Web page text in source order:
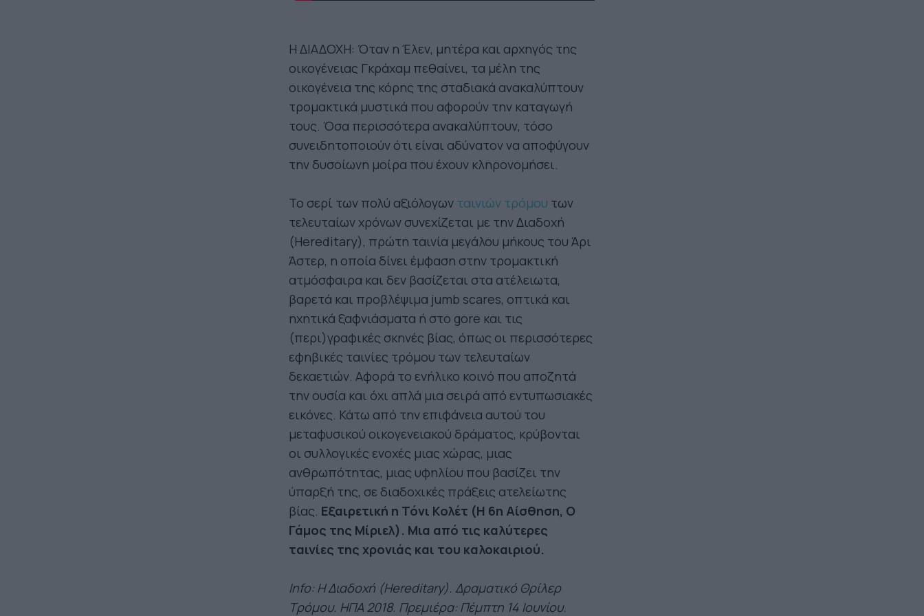
Η ΔΙΑΔΟΧΗ: Όταν η Έλεν, μητέρα και αρχηγός της
οικογένειας Γκράχαμ πεθαίνει, τα μέλη της
οικογένεια της κόρης της σταδιακά ανακαλύπτουν
τρομακτικά μυστικά που αφορούν την καταγωγή
τους. Όσα περισσότερα ανακαλύπτουν, τόσο
συνειδητοποιούν ότι είναι αδύνατον να αποφύγουν
την δυσοίωνη μοίρα που έχουν κληρονομήσει.
Το σερί των πολύ αξιόλογων ταινιών τρόμου των
τελευταίων χρόνων συνεχίζεται με την Διαδοχή
(Hereditary), πρώτη ταινία μεγάλου μήκους του Άρι
Άστερ, η οποία δίνει έμφαση στην τρομακτική
ατμόσφαιρα και δεν βασίζεται στα ατέλειωτα,
βαρετά και προβλέψιμα jumb scares, οπτικά και
ηχητικά ξαφνιάσματα ή στο gore και τις
(περι)γραφικές σκηνές βίας, όπως οι περισσότερες
εφηβικές ταινίες τρόμου των τελευταίων
δεκαετιών. Αφορά το ενήλικο κοινό που αποζητά
την ουσία και όχι απλά μια σειρά από εντυπωσιακές
εικόνες. Κάτω από την επιφάνεια αυτού του
μεταφυσικού οικογενειακού δράματος, κρύβονται
οι συλλογικές ενοχές μιας χώρας, μιας
ανθρωπότητας, μιας υφηλίου που βασίζει την
ύπαρξή της, σε διαδοχικές πράξεις ατελείωτης
βίας. Εξαιρετική η Τόνι Κολέτ (Η 6η Αίσθηση, Ο
Γάμος της Μίριελ). Μια από τις καλύτερες
ταινίες της χρονιάς και του καλοκαιριού.
Ιnfo: Η Διαδοχή (Hereditary). Δραματικό Θρίλερ
Τρόμου. ΗΠΑ 2018. Πρεμιέρα: Πέμπτη 14 Ιουνίου.